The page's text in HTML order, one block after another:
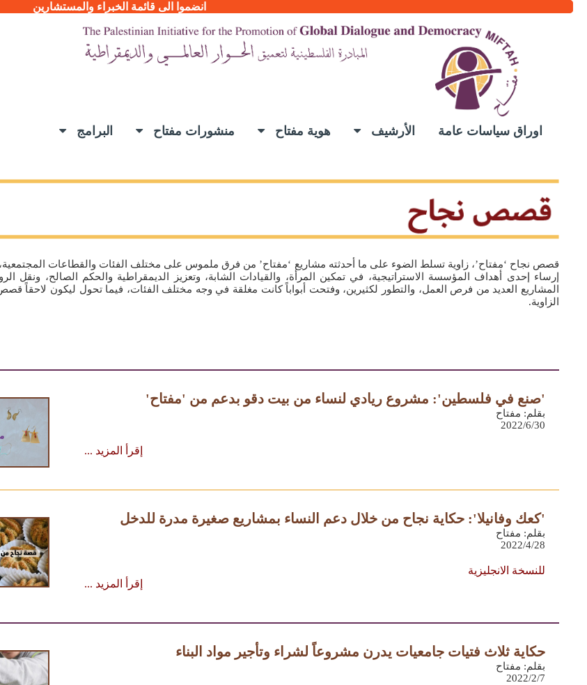
انضموا الى قائمة الخبراء والمستشارين
اوراق سياسات عامة الأرشيف هوية مفتاح منشورات مفتاح البرامج
قصص نجاح ‘مفتاح’، زاوية تسلط الضوء على ما أحدثته مشاريع ‘مفتاح’ من فرق ملموس على مختلف الفئات والقطاعات
إرساء إحدى أهداف المؤسسة الاستراتيجية، في تمكين المرأة، والقيادات الشابة، وتعزيز الديمقراطية والحكم الصالح، ونقل
المشاريع العديد من فرص العمل، والتطور لكثيرين، وفتحت أبواباً كانت مغلقة في وجه مختلف الفئات، فيما تحول ليكون لاحقاً
الزاوية.
'صنع في فلسطين': مشروع ريادي لنساء من بيت دقو بدعم من 'مفتاح'
بقلم: مفتاح
2022/6/30
إقرأ المزيد ...
'كعك وفانيلا': حكاية نجاح من خلال دعم النساء بمشاريع صغيرة مدرة للدخل
بقلم: مفتاح
2022/4/28
للنسخة الانجليزية
إقرأ المزيد ...
حكاية ثلاث فتيات جامعيات يدرن مشروعاً لشراء وتأجير مواد البناء
بقلم: مفتاح
2022/2/7